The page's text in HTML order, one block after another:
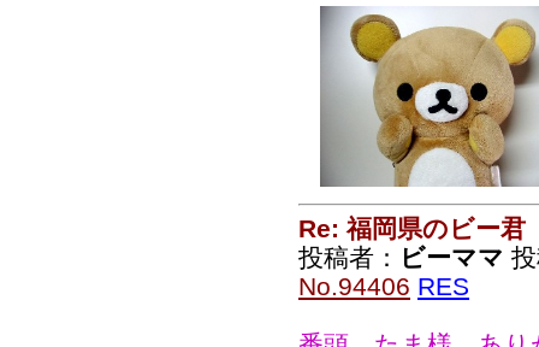
Re: 福岡県のビー君
投稿者： ビーママ
No.94406 RES